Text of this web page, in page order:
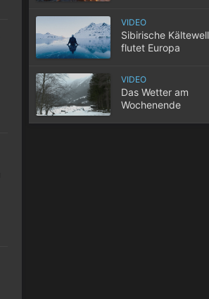
VIDEO
Sibirische
flutet Europa
VIDEO
Das Wetter am
Wochenende